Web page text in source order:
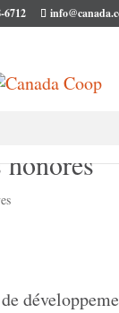
6712
–
honorés